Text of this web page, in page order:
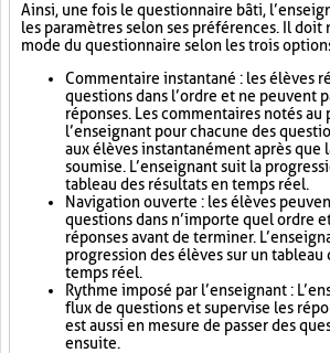
Ainsi, une fois le questionnaire bâti,
les paramètres selon ses préférences. Il
mode du questionnaire selon les trois
Commentaire instantané : les élèves
questions dans l’ordre et ne peuvent
réponses. Les commentaires notés au
l’enseignant pour chacune des
aux élèves instantanément après que
soumise. L’enseignant suit la
tableau des résultats en temps réel.
Navigation ouverte : les élèves
questions dans n’importe quel ordre
réponses avant de terminer.
progression des élèves sur un tableau
temps réel.
Rythme imposé par l’enseignant :
flux de questions et supervise les
est aussi en mesure de passer des
ensuite.